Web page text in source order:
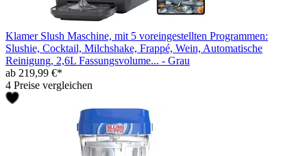
Klamer Slush Maschine, mit 5 voreingestellten Programmen:
Slushie, Cocktail, Milchshake, Frappé, Wein, Automatische
Reinigung, 2,6L Fassungsvolume... - Grau
ab 219,99 €*
4 Preise vergleichen